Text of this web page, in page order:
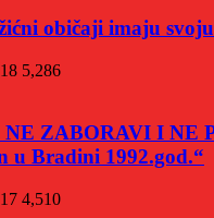
običaji imaju
5,286
NE ZABORAVI I NE
u Bradini 1992.god.“
4,510